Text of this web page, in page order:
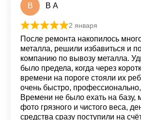
В В А
Оценка из 5
2 января
После ремонта накопилось
металла, решили избавиться и
компанию по вывозу металла.
было предела, когда через
времени на пороге стояли их
очень быстро, профессионально,
Времени не было ехать на базу,
фото грязного и чистого веса,
средства сразу поступили на